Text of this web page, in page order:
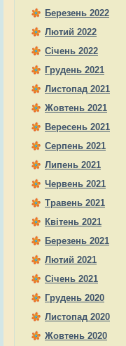
Березень 2022
Лютий 2022
Січень 2022
Грудень 2021
Листопад 2021
Жовтень 2021
Вересень 2021
Серпень 2021
Липень 2021
Червень 2021
Травень 2021
Квітень 2021
Березень 2021
Лютий 2021
Січень 2021
Грудень 2020
Листопад 2020
Жовтень 2020